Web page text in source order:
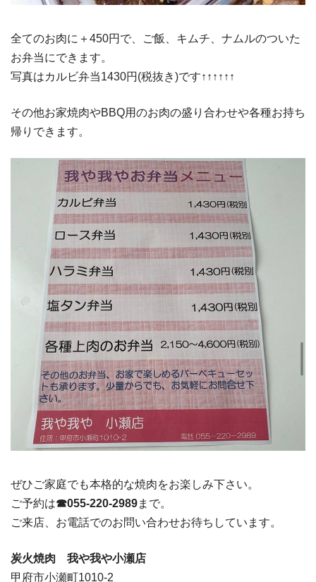
全てのお肉に＋450円で、ご飯、キムチ、ナムルのついた
お弁当にできます。
写真はカルビ弁当1430円(税抜き)です↑↑↑↑↑↑
その他お家焼肉やBBQ用のお肉の盛り合わせや各種お持ち
帰りできます。
ぜひご家庭でも本格的な焼肉をお楽しみ下さい。
ご予約は☎︎055-220-2989まで。
ご来店、お電話でのお問い合わせお待ちしています。
炭火焼肉 我や我や小瀬店
甲府市小瀬町1010-2